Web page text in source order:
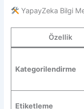
YapayZeka Bilgi
Özellik
Kategorilendirme
Etiketleme